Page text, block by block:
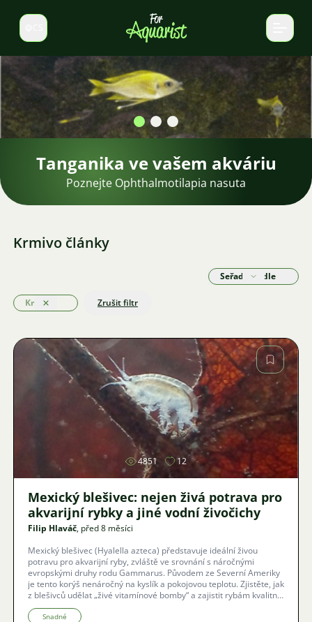
Select language
Tanganika ve vašem akváriu
Poznejte Ophthalmotilapia nasuta
Krmivo články
KrmivoOdstranit Zrušit filtr
Seřadit podle
Obrázek
4851 12
Mexický blešivec: nejen živá potrava pro
akvarijní rybky a jiné vodní živočichy
Filip Hlaváč, před 8 měsíci
Mexický blešivec (Hyalella azteca) představuje ideální živou
potravu pro akvarijní ryby, zvláště ve srovnání s náročnými
evropskými druhy rodu Gammarus. Původem ze Severní Ameriky
je tento korýš nenáročný na kyslík a pokojovou teplotu. Zjistěte, jak
z blešivců udělat „živé vitamínové bomby“ a zajistit rybám kvalitní
a stimulující přísun potravy.
Snadné